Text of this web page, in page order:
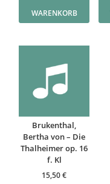
WARENKORB
Brukenthal,
Bertha von – Die
Thalheimer op. 16
f. Kl
15,50€